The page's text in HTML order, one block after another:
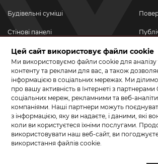
Будівельні суміші
Стінові панелі
Новинки
Акційні товари
Акції/Знижки
ПРИЄДНУЙТЕСЬ ДО НАС У
Цей сайт використовує файли cookie
Ми використовуємо файли cookie для аналізу
контенту та реклами для вас, а також
інформацією в соціальних мережах. Ми
про вашу активність в Інтернеті з
соціальних мереж, рекламними та веб-
компаніями. Наші партнери можуть
з інформацією, яку ви надаєте, і даними, які
коли ви користуєтеся їхніми послугами.
використовувати наш веб-сайт, ви
використання файлів cookie.